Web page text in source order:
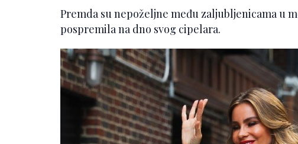
Premda su nepoželjne među zaljubljenicama u
pospremila na dno svog cipelara.